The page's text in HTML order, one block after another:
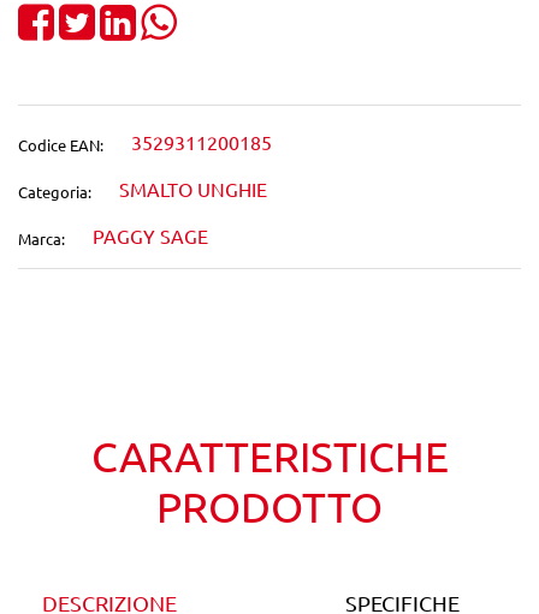
Share on Facebook
TweetShare on LinkedIn
Codice EAN: 3529311200185
Categoria: SMALTO UNGHIE
Marca: PAGGY SAGE
CARATTERISTICHE
PRODOTTO
DESCRIZIONE SPECIFICHE